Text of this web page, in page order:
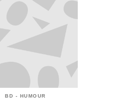
BD - HUMOUR